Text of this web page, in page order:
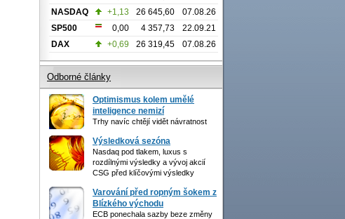
NASDAQ
+1,13 26 645,60
07.08.26
SP500
0,00 4 357,73
22.09.21
DAX
+0,69 26 319,45 07.08.26
Odborné články
Optimismus kolem umělé
inteligence nemizí
Trhy navíc chtějí vidět návratnost
Výsledková sezóna
Nasdaq pod tlakem, luxus s
rozdílnými výsledky a vývoj akcií
CSG před klíčovými výsledky
Varování před ropným šokem z
Blízkého východu
ECB ponechala sazby beze změny